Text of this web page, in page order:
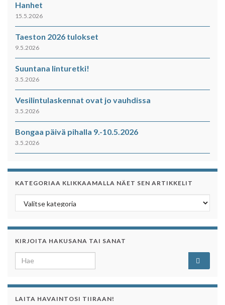
Hanhet
15.5.2026
Taeston 2026 tulokset
9.5.2026
Suuntana linturetki!
3.5.2026
Vesilintulaskennat ovat jo vauhdissa
3.5.2026
Bongaa päivä pihalla 9.-10.5.2026
3.5.2026
KATEGORIAA KLIKKAAMALLA NÄET SEN ARTIKKELIT
Kategoriaa klikkaamalla näet sen artikkelit
KIRJOITA HAKUSANA TAI SANAT
Search for:
LAITA HAVAINTOSI TIIRAAN!